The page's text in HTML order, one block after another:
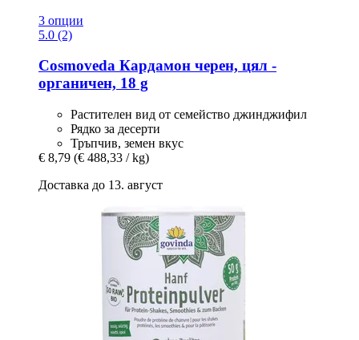
3 опции
5.0 (2)
Cosmoveda Кардамон черен, цял -​
органичен, 18 g
Растителен вид от семейство джинджифил
Рядко за десерти
Тръпчив, земен вкус
€ 8,79 (€ 488,33 / kg)
Доставка до 13. август